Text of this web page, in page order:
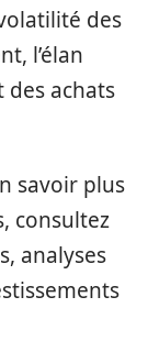
des
l’élan
des achats
savoir plus
consultez
analyses